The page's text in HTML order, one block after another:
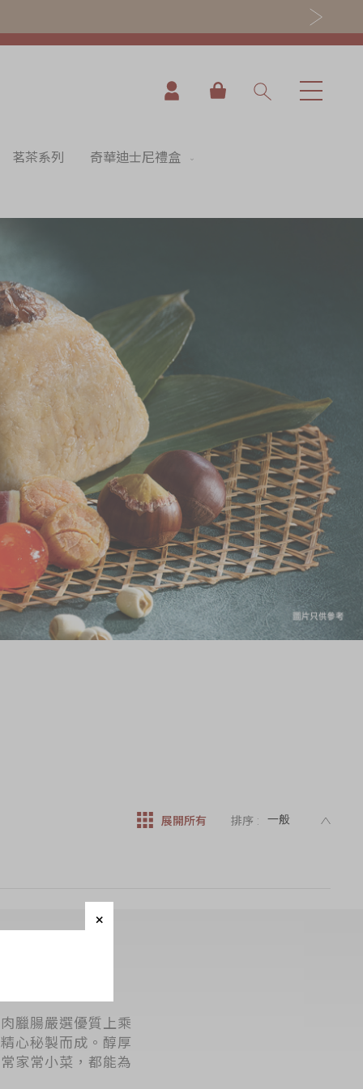
我的購物車
茗茶系列 奇華迪士尼禮盒
展開所有 排序 :
臘腸嚴選優質上乘
心秘製而成。醇厚
家常小菜，都能為